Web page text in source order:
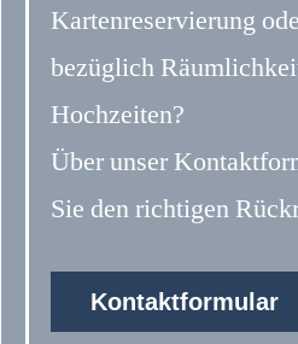
Kartenreservierung
bezüglich
Hochzeiten?
Über unser
Sie den richtigen
Kontaktformular